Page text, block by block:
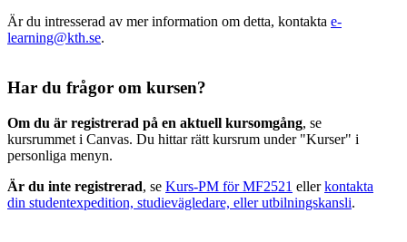
Är du intresserad av mer information om detta, kontakta e-
learning@kth.se.
Har du frågor om kursen?
Om du är registrerad på en aktuell kursomgång, se
kursrummet i Canvas. Du hittar rätt kursrum under "Kurser" i
personliga menyn.
Är du inte registrerad, se Kurs-PM för MF2521 ellerkontakta
din studentexpedition, studievägledare, eller utbilningskansli.